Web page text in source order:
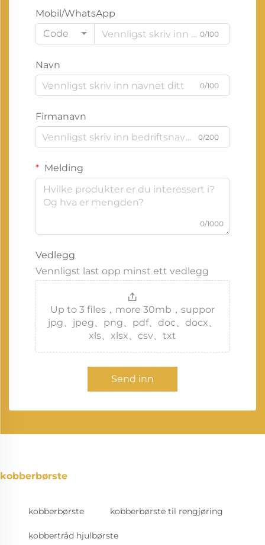
Mobil/WhatsApp
Code
0/100
Navn
0/100
Firmanavn
0/200
Melding
0/1000
Vedlegg
Vennligst last opp minst ett vedlegg
Up to 3 files，more 30mb，suppor
jpg、jpeg、png、pdf、doc、docx、
xls、xlsx、csv、txt
Send inn
kobberbørste
kobberbørste kobberbørste til rengjøring
kobbertråd hjulbørste